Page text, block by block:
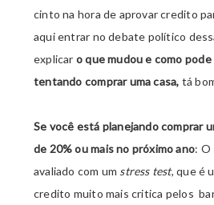
cinto na hora de aprovar credito
aqui entrar no debate político
explicar o que mudou e como
tentando comprar uma casa, tá
Se você está planejando comprar
de 20% ou mais no próximo ano: O
avaliado com um stress test, queé
credito muito mais critica pelos